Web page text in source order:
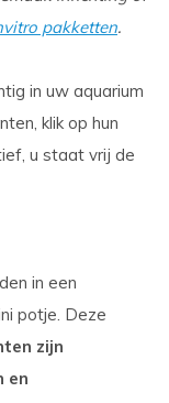
pakketten.
in uw aquarium
klik op hun
u staat vrij de
in een
potje. Deze
zijn
en